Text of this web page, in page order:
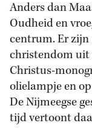
Anders dan
Oudheid en
centrum. Er zijn
christendom uit
Christus-
olielampje en
De Nijmeegse
tijd vertoont